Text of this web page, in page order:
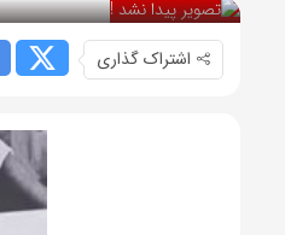
اشتراک گذاری